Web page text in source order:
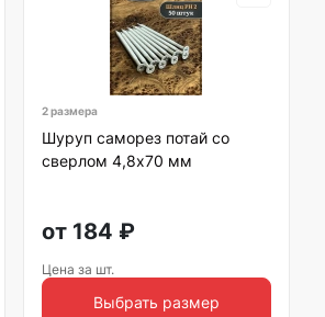
2 размера
Шуруп саморез потай со
сверлом 4,8х70 мм
от 184 ₽
Цена за шт.
Выбрать размер